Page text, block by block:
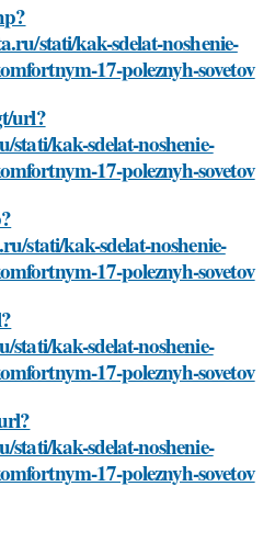
stati/kak-sdelat-noshenie-
17-poleznyh-sovetov
url?
kak-sdelat-noshenie-
17-poleznyh-sovetov
stati/kak-sdelat-noshenie-
17-poleznyh-sovetov
kak-sdelat-noshenie-
17-poleznyh-sovetov
kak-sdelat-noshenie-
17-poleznyh-sovetov